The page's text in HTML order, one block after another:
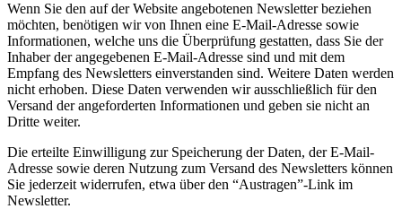
Wenn Sie den auf der Website angebotenen Newsletter beziehen
möchten, benötigen wir von Ihnen eine E-Mail-Adresse sowie
Informationen, welche uns die Überprüfung gestatten, dass Sie der
Inhaber der angegebenen E-Mail-Adresse sind und mit dem
Empfang des Newsletters einverstanden sind. Weitere Daten werden
nicht erhoben. Diese Daten verwenden wir ausschließlich für den
Versand der angeforderten Informationen und geben sie nicht an
Dritte weiter.
Die erteilte Einwilligung zur Speicherung der Daten, der E-Mail-
Adresse sowie deren Nutzung zum Versand des Newsletters können
Sie jederzeit widerrufen, etwa über den “Austragen”-Link im
Newsletter.